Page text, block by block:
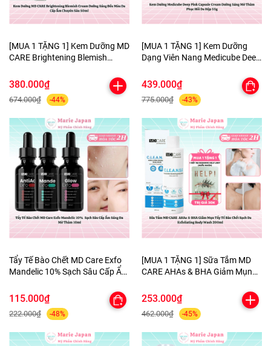
[MUA 1 TẶNG 1] Kem Dưỡng MD
CARE Brightening Blemish
Cấp Ẩm Chuyên Sâu 50ml-
TẶNG 1 MẶT NẠ BERGAMO
HELP JARY
380.000₫
674.000₫ -44%
[MUA 1 TẶNG 1] Kem Dưỡng
Dạng Viên Nang Medicube Deep
Sáng Mờ Thâm Phục Hồi Da
Hộp 55g - TẶNG MẶT NẠ MẮT
439.000₫
775.000₫ -43%
Tẩy Tế Bào Chết MD Care Exfo
Mandelic 10% Sạch Sâu Cấp Ẩm
115.000₫
222.000₫ -48%
[MUA 1 TẶNG 1] Sữa Tắm MD
CARE AHAs & BHA Giảm Mụn
Exfoliating Body Wash 200ml-
TẶNG 1 MẶT NẠ BERGAMO
HELP JARY
253.000₫
462.000₫ -45%